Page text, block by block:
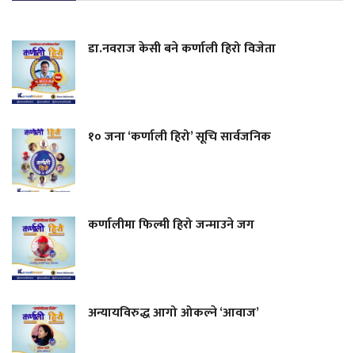
डा.नवराज केसी बने कर्णाली हिरो विजेता
१० जना ‘कर्णाली हिरो’ सूचि सार्वजनिक
कर्णालीमा फिल्मी हिरो जन्माउने जग
अन्यायविरुद्ध आगो ओकल्ने ‘आवाज’